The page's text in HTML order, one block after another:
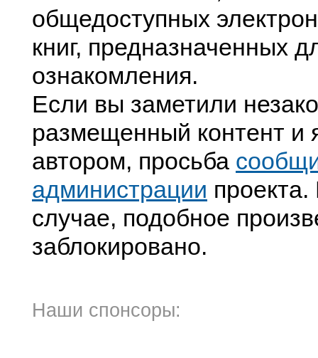
общедоступных
книг, предназначенных
ознакомления.
Если вы заметили
размещенный контент и
автором, просьба
администрации
случае, подобное
заблокировано.
Наши спонсоры: